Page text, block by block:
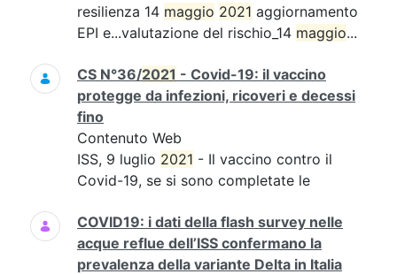
resilienza 14 maggio 2021 aggiornamento
EPI e...valutazione del rischio_14 maggio...
CS N°36/2021 - Covid-19: il vaccino
protegge da infezioni, ricoveri e decessi
fino
Contenuto Web
ISS, 9 luglio 2021 - Il vaccino contro il
Covid-19, se si sono completate le
COVID19: i dati della flash survey nelle
acque reflue dell’ISS confermano la
prevalenza della variante Delta in Italia